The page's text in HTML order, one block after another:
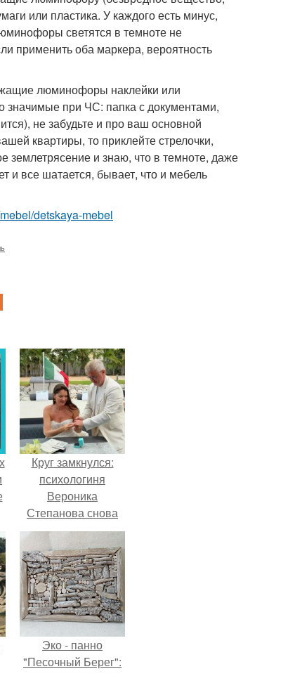
или пластика. У каждого есть минус,
светятся в темноте не
применить оба маркера, вероятность
люминофоры наклейки или
значимые при ЧС: папка с документами,
не забудьте и про ваш основной
квартиры, то приклейте стрелочки,
и знаю, что в темноте, даже
и все шатается, бывает, что и мебель
detskaya-mebel
Круг замкнулся:
психологиня
Вероника
Степанова снова
вышла замуж за
собственного
бывшего мужа.
Эко - панно
"Песочный Берег":